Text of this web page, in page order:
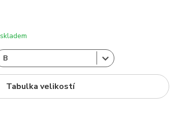
skladem
Tabulka velikostí